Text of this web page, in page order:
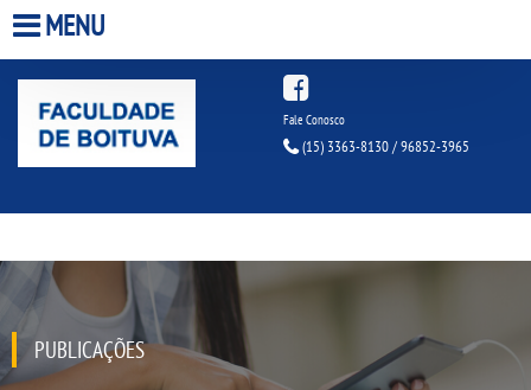
QUEM SOMOS
INFRAESTRUTURA
MENU
Fale Conosco
(15) 3363-8130 / 96852-3965
PUBLICAÇÕES